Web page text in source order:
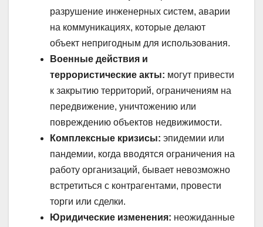
разрушение инженерных систем, аварии
на коммуникациях, которые делают
объект непригодным для использования.
Военные действия и
террористические акты: могут привести
к закрытию территорий, ограничениям на
передвижение, уничтожению или
повреждению объектов недвижимости.
Комплексные кризисы: эпидемии или
пандемии, когда вводятся ограничения на
работу организаций, бывает невозможно
встретиться с контрагентами, провести
торги или сделки.
Юридические изменения: неожиданные